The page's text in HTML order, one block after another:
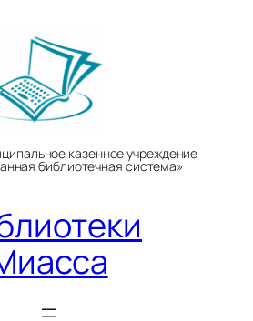
казенное учреждение
библиотечная система»